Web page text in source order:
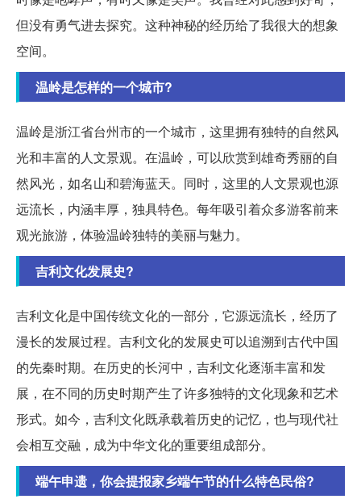
但没有勇气进去探究。这种神秘的经历给了我很大的想象
空间。
温岭是怎样的一个城市?
温岭是浙江省台州市的一个城市，这里拥有独特的自然风
光和丰富的人文景观。在温岭，可以欣赏到雄奇秀丽的自
然风光，如名山和碧海蓝天。同时，这里的人文景观也源
远流长，内涵丰厚，独具特色。每年吸引着众多游客前来
观光旅游，体验温岭独特的美丽与魅力。
吉利文化发展史?
吉利文化是中国传统文化的一部分，它源远流长，经历了
漫长的发展过程。吉利文化的发展史可以追溯到古代中国
的先秦时期。在历史的长河中，吉利文化逐渐丰富和发
展，在不同的历史时期产生了许多独特的文化现象和艺术
形式。如今，吉利文化既承载着历史的记忆，也与现代社
会相互交融，成为中华文化的重要组成部分。
端午申遗，你会提报家乡端午节的什么特色民俗?